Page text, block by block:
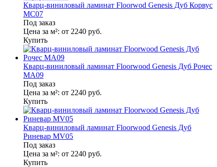
Кварц-виниловый ламинат Floorwod Genesis Дуб Корвус
MC07
Под заказ
Цена за м²: от 2240 руб.
Купить
Кварц-виниловый ламинат Floorwood Genesis Дуб Рочес
MA09
Под заказ
Цена за м²: от 2240 руб.
Купить
Кварц-виниловый ламинат Floorwood Genesis Дуб
Риневар MV05
Под заказ
Цена за м²: от 2240 руб.
Купить